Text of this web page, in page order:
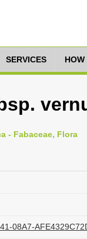
SERVICES HOW
- Fabaceae, Flora
08A7-